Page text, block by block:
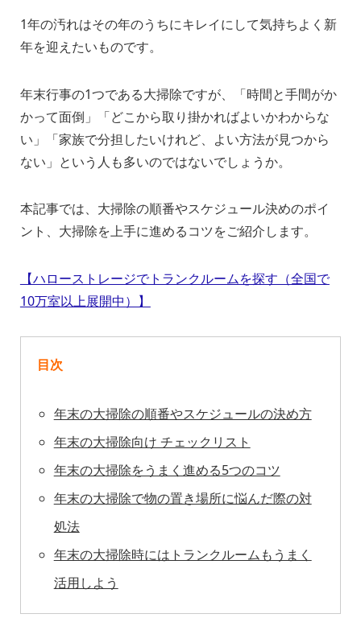
1年の汚れはその年のうちにキレイにして気持ちよく新
年を迎えたいものです。
年末行事の1つである大掃除ですが、「時間と手間がか
かって面倒」「どこから取り掛かればよいかわからな
い」「家族で分担したいけれど、よい方法が見つから
ない」という人も多いのではないでしょうか。
本記事では、大掃除の順番やスケジュール決めのポイ
ント、大掃除を上手に進めるコツをご紹介します。
【ハローストレージでトランクルームを探す（全国で
10万室以上展開中）】
目次
年末の大掃除の順番やスケジュールの決め方
年末の大掃除向け チェックリスト
年末の大掃除をうまく進める5つのコツ
年末の大掃除で物の置き場所に悩んだ際の対
処法
年末の大掃除時にはトランクルームもうまく
活用しよう